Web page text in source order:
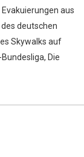
aus
deutschen
Skywalks auf
Die